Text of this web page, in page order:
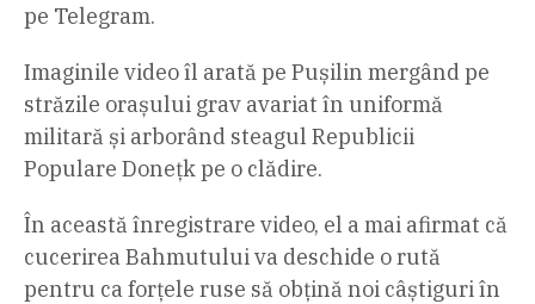
pe Telegram.
Imaginile video îl arată pe Pușilin mergând pe
străzile orașului grav avariat în uniformă
militară și arborând steagul Republicii
Populare Donețk pe o clădire.
În această înregistrare video, el a mai afirmat că
cucerirea Bahmutului va deschide o rută
pentru ca forțele ruse să obțină noi câștiguri în